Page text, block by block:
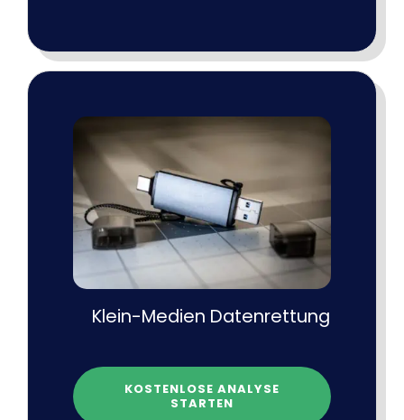
Klein-Medien Datenrettung
KOSTENLOSE ANALYSE
STARTEN